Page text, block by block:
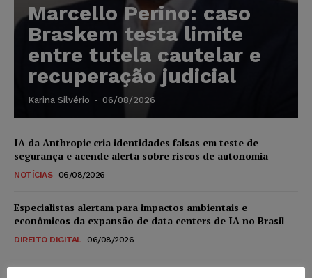
Marcello Perino: caso
Braskem testa limite
entre tutela cautelar e
recuperação judicial
Karina Silvério - 06/08/2026
IA da Anthropic cria identidades falsas em teste de
segurança e acende alerta sobre riscos de autonomia
NOTÍCIAS 06/08/2026
Especialistas alertam para impactos ambientais e
econômicos da expansão de data centers de IA no Brasil
DIREITO DIGITAL 06/08/2026